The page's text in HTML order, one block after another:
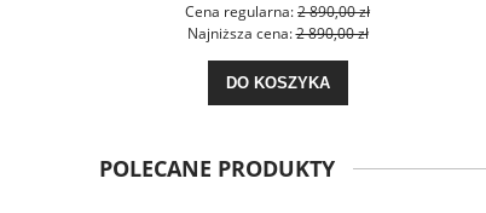
Cena regularna:2 890,00 zł
Najniższa cena:2 890,00 zł
DO KOSZYKA
POLECANE PRODUKTY